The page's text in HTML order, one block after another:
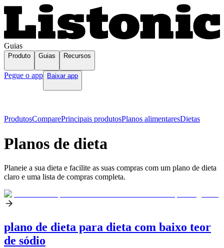
Guias
Produto Guias Recursos
Pegue o app Baixar app
ProdutosComparePrincipais produtosPlanos alimentaresDietas
Planos de dieta
Planeie a sua dieta e facilite as suas compras com um plano de dieta
claro e uma lista de compras completa.
plano de dieta para dieta com baixo teor
de sódio